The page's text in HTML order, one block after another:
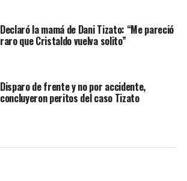
Declaró la mamá de Dani Tizato: “Me pareció
raro que Cristaldo vuelva solito”
Disparo de frente y no por accidente,
concluyeron peritos del caso Tizato